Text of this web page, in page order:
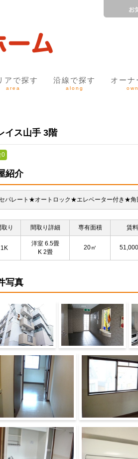
アで探す
area
沿線で探す
along
オーナ
イス山手 3階
0
紹介
パレート★オートロック★エレベーター付き★
り 間取り詳細 専有面積 賃料
1K
洋室 6.5畳
K 2畳
20㎡ 51,000
写真
外観 エントランス
1 内装2